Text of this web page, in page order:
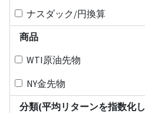
ナスダック/円換算
商品
WTI原油先物
NY金先物
分類(平均リターンを指数化